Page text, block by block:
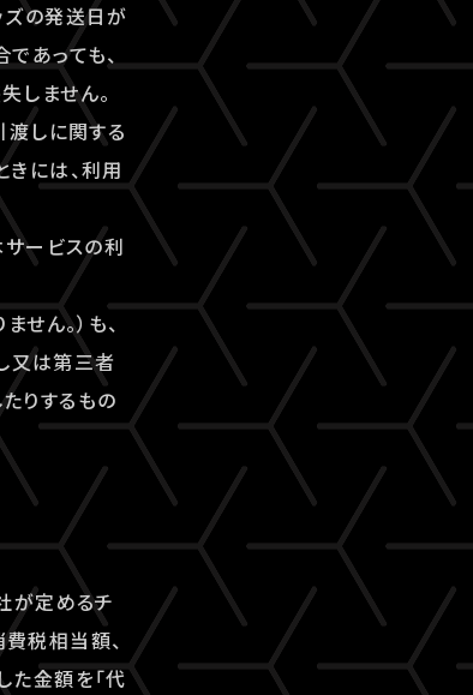
ズの発送日が
あっても、
しません。
しに関する
には、利用
ービスの利
ん。）も、
又は第三者
りするもの
が定めるチ
税相当額、
た金額を「代